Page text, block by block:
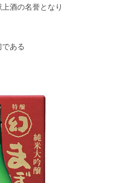
酒の名誉となり
ある